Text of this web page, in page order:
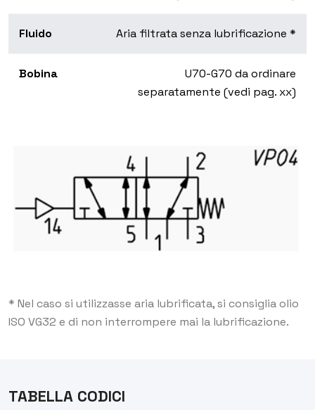
Fluido Aria filtrata senza lubrificazione *
Bobina
U70-G70 da ordinare
separatamente (vedi pag. xx)
* Nel caso si utilizzasse aria lubrificata, si consiglia olio
ISO VG32 e di non interrompere mai la lubrificazione.
TABELLA CODICI